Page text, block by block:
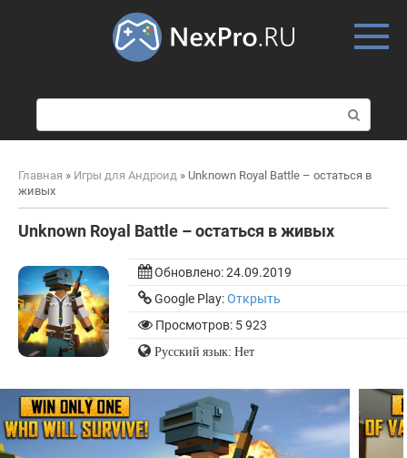
о
и
к
Главная » Игры для Андроид » Unknown Royal Battle – остаться в
живых
Unknown Royal Battle – остаться в живых
Обновлено:24.09.2019
Google Play:Открыть
Просмотров: 5 923
Русский язык: Нет